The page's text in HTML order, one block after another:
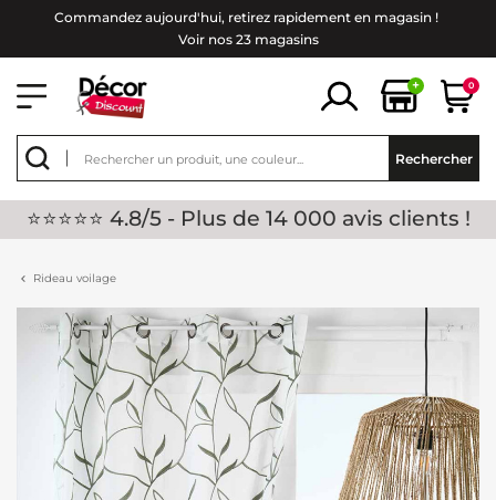
Commandez aujourd'hui, retirez rapidement en magasin !
Voir nos 23 magasins
+ 0
Rechercher
⭐⭐⭐⭐⭐ 4.8/5 - Plus de 14 000 avis clients !
Rideau voilage